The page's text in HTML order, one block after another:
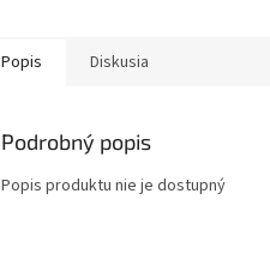
Popis Diskusia
Podrobný popis
Popis produktu nie je dostupný